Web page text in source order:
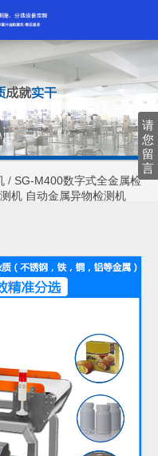
/ SG-M400数字式全金属检
机 自动金属异物检测机
请
您
留
言
请
您
留
言